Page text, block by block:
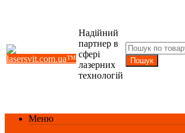
Надійний
партнер в
сфері
лазерних
технологій
Меню